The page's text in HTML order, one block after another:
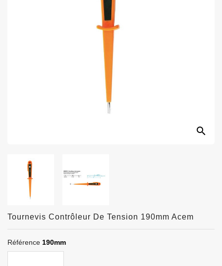
search
Tournevis Contrôleur De Tension 190mm Acem
Référence 190mm